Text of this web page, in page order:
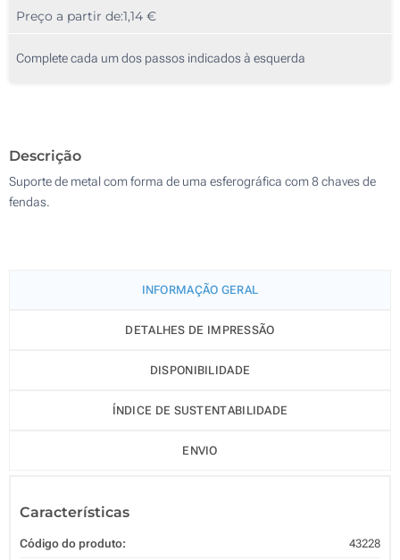
50
125
Outra :
Preço a partir de:1,14 €
Complete cada um dos passos indicados à esquerda
Descrição
Suporte de metal com forma de uma esferográfica com 8 chaves de
fendas.
INFORMAÇÃO GERAL
DETALHES DE IMPRESSÃO
DISPONIBILIDADE
ÍNDICE DE SUSTENTABILIDADE
ENVIO
Características
Código do produto: 43228